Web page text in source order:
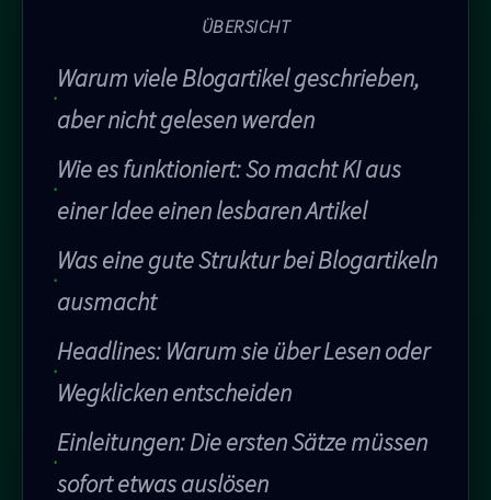
ÜBERSICHT
Warum viele Blogartikel geschrieben,
aber nicht gelesen werden
Wie es funktioniert: So macht KI aus
einer Idee einen lesbaren Artikel
Was eine gute Struktur bei Blogartikeln
ausmacht
Headlines: Warum sie über Lesen oder
Wegklicken entscheiden
Einleitungen: Die ersten Sätze müssen
sofort etwas auslösen